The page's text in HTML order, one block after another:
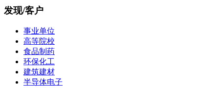
发现/客户
事业单位
高等院校
食品制药
环保化工
建筑建材
半导体电子